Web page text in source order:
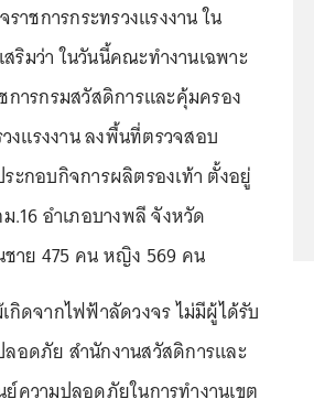
าชการกระทรวงแรงงาน ใน
ริมว่า ในวันนี้คณะทำงานเฉพาะ
ารกรมสวัสดิการและคุ้มครอง
งแรงงาน ลงพื้นที่ตรวจสอบ
กอบกิจการผลิตรองเท้า ตั้งอยู่
.16 อำเภอบางพลี จังหวัด
าย 475 คน หญิง 569 คน
กิดจากไฟฟ้าลัดวงจร ไม่มีผู้ได้รับ
อดภัย สำนักงานสวัสดิการและ
ความปลอดภัยในการทำงานเขต